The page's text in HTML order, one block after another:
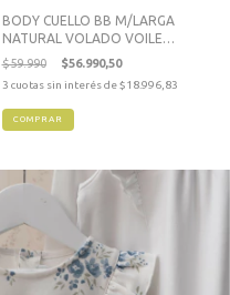
BODY CUELLO BB M/LARGA
NATURAL VOLADO VOILE
RAMILLETE
$59.990 $56.990,50
3 cuotas sin interés de$18.996,83
COMPRAR